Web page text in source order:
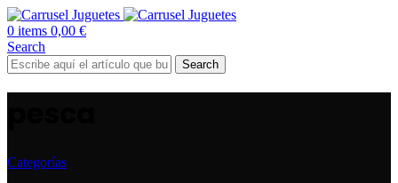
0 items 0,00 €
Search
Search
Categorías